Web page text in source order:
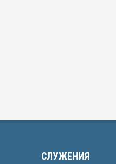
СЛУЖЕНИЯ